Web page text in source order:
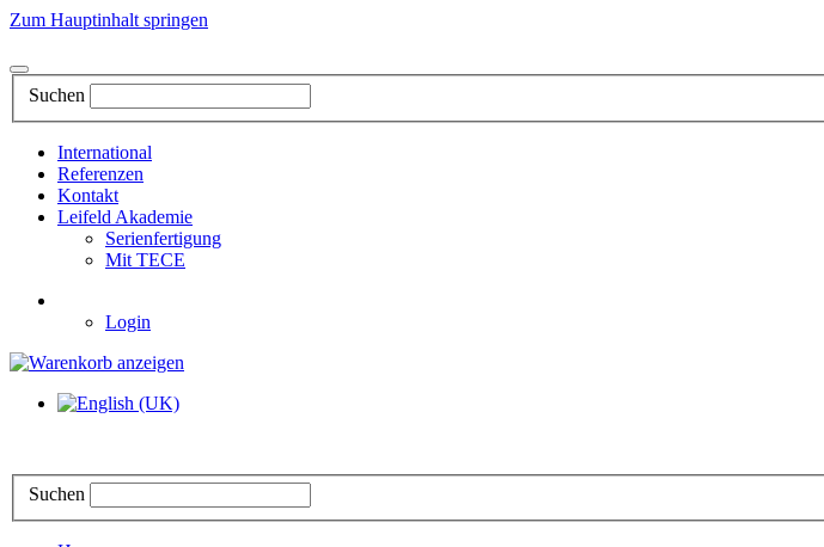
Zum Hauptinhalt springen
Suchen
International
Referenzen
Kontakt
Leifeld Akademie
Serienfertigung
Mit TECE
Login
Suchen